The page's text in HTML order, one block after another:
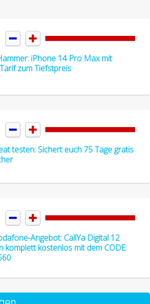
 
iPhone 14 Pro Max mit
zum Tiefstpreis
 
testen: Sichert euch 75 Tage gratis
 
Angebot: CallYa Digital 12
komplett kostenlos mit dem CODE: